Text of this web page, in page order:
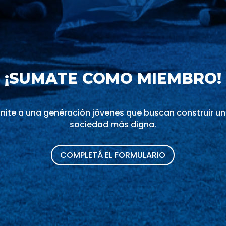
¡SUMATE COMO MIEMBRO!
a una genéración jóvenes que buscan construir
sociedad más digna.
COMPLETÁ EL FORMULARIO